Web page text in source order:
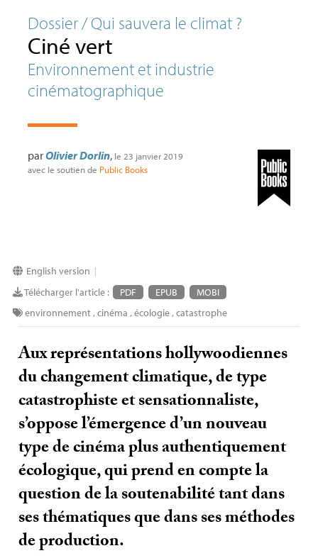
Dossier / Qui sauvera le climat ?
Ciné vert
Environnement et industrie
cinématographique
parOlivier Dorlin, le 23 janvier 2019
avec le soutien de Public Books
English version |
Télécharger l'article : PDF EPUB
MOBI
environnement,cinéma ,écologie,catastrophe
Aux représentations hollywoodiennes
du changement climatique, de type
catastrophiste et sensationnaliste,
s’oppose l’émergence d’un nouveau
type de cinéma plus authentiquement
écologique, qui prend en compte la
question de la soutenabilité tant dans
ses thématiques que dans ses méthodes
de production.